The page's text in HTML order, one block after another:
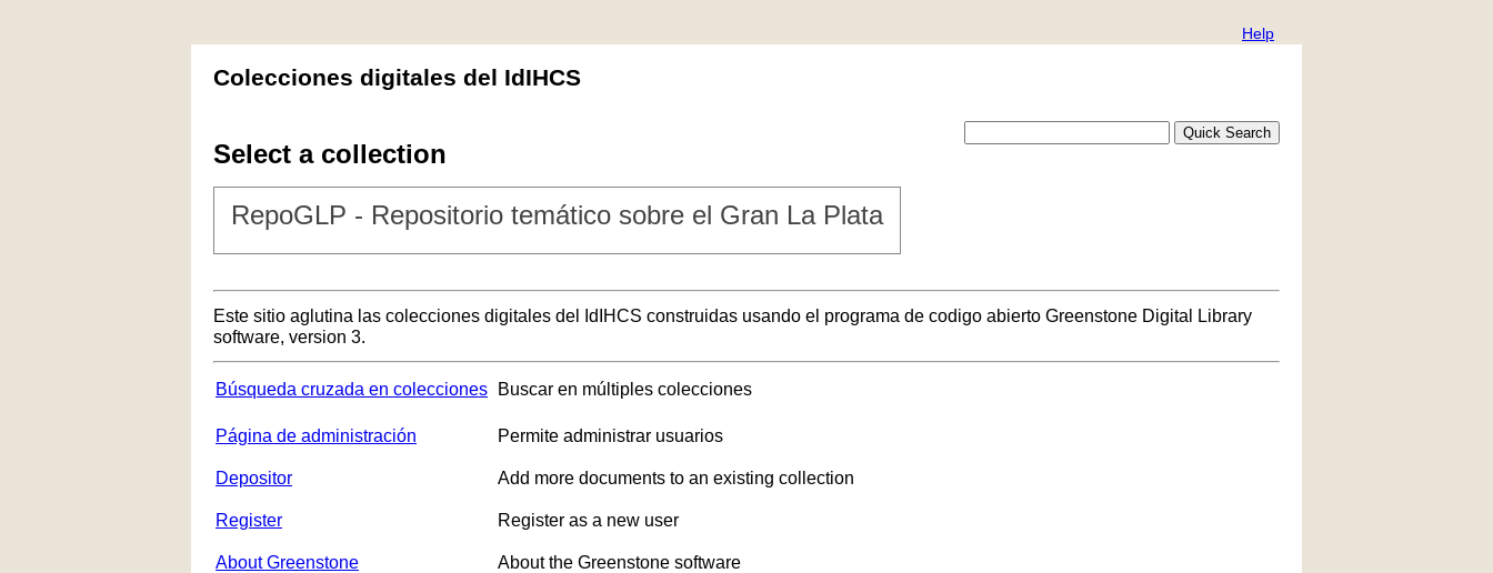
Help
Colecciones digitales del IdIHCS
Select a collection
RepoGLP - Repositorio temático sobre el Gran La Plata
Este sitio aglutina las colecciones digitales del IdIHCS construidas usando el programa de codigo abierto Greenstone Digital Library
software, version 3.
Búsqueda cruzada en colecciones Buscar en múltiples colecciones
Página de administración Permite administrar usuarios
Depositor Add more documents to an existing collection
Register Register as a new user
About Greenstone About the Greenstone software